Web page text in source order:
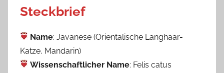
Steckbrief
Name: Javanese (Orientalische Langhaar-
Katze, Mandarin)
Wissenschaftlicher Name: Felis catus